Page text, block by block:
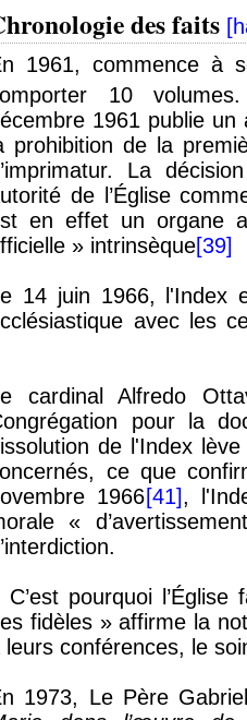
des faits [
1961, commence à
10
1961 publie un
prohibition de la
La
de l’Église
en effet un organe
» intrinsèque[39]
14 juin 1966, l'Index
avec les
cardinal Alfredo
pour la
de l'Index
ce que
1966[41],
«
C’est pourquoi
fidèles » affirme la
leurs conférences, le
1973, Le Père